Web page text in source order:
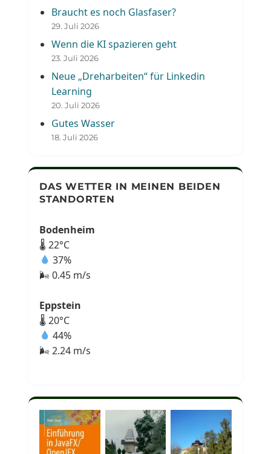
Braucht es noch Glasfaser?
29. Juli 2026
Wenn die KI spazieren geht
23. Juli 2026
Neue „Dreharbeiten“ für Linkedin
Learning
20. Juli 2026
Gutes Wasser
18. Juli 2026
DAS WETTER IN MEINEN BEIDEN
STANDORTEN
Bodenheim
🌡 22°C
37%
🌬 0.45 m/s
Eppstein
🌡 20°C
44%
🌬 2.24 m/s